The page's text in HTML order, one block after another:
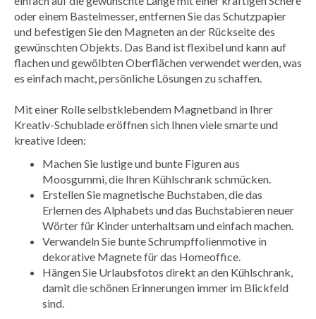
oder einem Bastelmesser, entfernen Sie das Schutzpapier
und befestigen Sie den Magneten an der Rückseite des
gewünschten Objekts. Das Band ist flexibel und kann auf
flachen und gewölbten Oberflächen verwendet werden, was
es einfach macht, persönliche Lösungen zu schaffen.
Mit einer Rolle selbstklebendem Magnetband in Ihrer
Kreativ-Schublade eröffnen sich Ihnen viele smarte und
kreative Ideen:
Machen Sie lustige und bunte Figuren aus
Moosgummi, die Ihren Kühlschrank schmücken.
Erstellen Sie magnetische Buchstaben, die das
Erlernen des Alphabets und das Buchstabieren neuer
Wörter für Kinder unterhaltsam und einfach machen.
Verwandeln Sie bunte Schrumpffolienmotive in
dekorative Magnete für das Homeoffice.
Hängen Sie Urlaubsfotos direkt an den Kühlschrank,
damit die schönen Erinnerungen immer im Blickfeld
sind.